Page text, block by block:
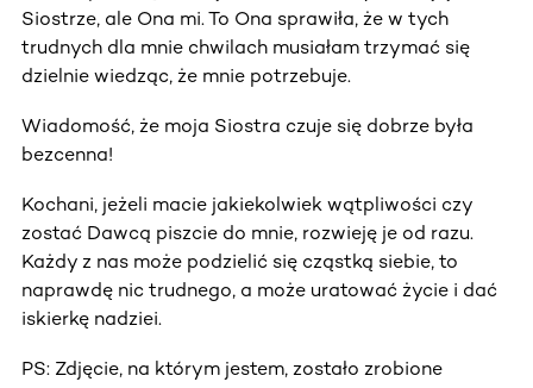
Siostrze, ale Ona mi. To Ona sprawiła, że w tych
trudnych dla mnie chwilach musiałam trzymać się
dzielnie wiedząc, że mnie potrzebuje.
Wiadomość, że moja Siostra czuje się dobrze była
bezcenna!
Kochani, jeżeli macie jakiekolwiek wątpliwości czy
zostać Dawcą piszcie do mnie, rozwieję je od razu.
Każdy z nas może podzielić się cząstką siebie, to
naprawdę nic trudnego, a może uratować życie i dać
iskierkę nadziei.
PS: Zdjęcie, na którym jestem, zostało zrobione